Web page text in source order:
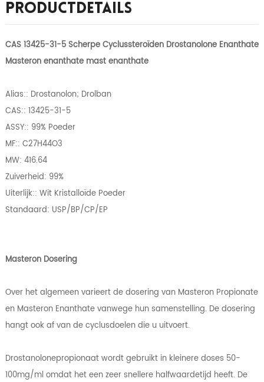
Productdetails
CAS 13425-31-5 Scherpe Cyclussteroïden Drostanolone Enanthate
Masteron enanthate mast enanthate
Alias:: Drostanolon; Drolban
CAS:: 13425-31-5
ASSY:: 99% Poeder
MF:: C27H44O3
MW: 416.64
Zuiverheid: 99%
Uiterlijk:: Wit Kristalloïde Poeder
Standaard: USP/BP/CP/EP
Masteron Dosering
Over het algemeen varieert de dosering van Masteron Propionate
en Masteron Enanthate vanwege hun samenstelling. De dosering
hangt ook af van de cyclusdoelen die u uitvoert.
Drostanolonepropionaat wordt gebruikt in kleinere doses 50-
100mg/ml omdat het een zeer snellere halfwaardetijd heeft. De